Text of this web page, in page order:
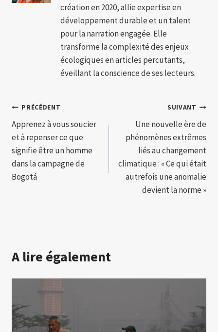
création en 2020, allie expertise en
développement durable et un talent
pour la narration engagée. Elle
transforme la complexité des enjeux
écologiques en articles percutants,
éveillant la conscience de ses lecteurs.
Navigation
de
l’article
PRÉCÉDENT
Apprenez à vous soucier
et à repenser ce que
signifie être un homme
dans la campagne de
Bogotá
SUIVANT
Une nouvelle ère de
phénomènes extrêmes
liés au changement
climatique : « Ce qui était
autrefois une anomalie
devient la norme »
A lire également